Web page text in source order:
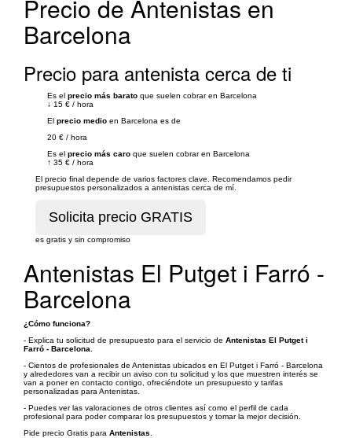
Precio de Antenistas en
Barcelona
Precio para antenista cerca de ti
Es el precio más barato que suelen cobrar en Barcelona
↓ 15 € / hora
El precio medio en Barcelona es de
20 € / hora
Es el precio más caro que suelen cobrar en Barcelona
↑ 35 € / hora
El precio final depende de varios factores clave. Recomendamos pedir
presupuestos personalizados a antenistas cerca de mí.
es gratis y sin compromiso
Antenistas El Putget i Farró -
Barcelona
¿Cómo funciona?
- Explica tu solicitud de presupuesto para el servicio de Antenistas El Putget i
Farró - Barcelona
- Cientos de profesionales de Antenistas ubicados en El Putget i Farró - Barcelona
y alrededores van a recibir un aviso con tu solicitud y los que muestren interés se
van a poner en contacto contigo, ofreciéndote un presupuesto y tarifas
personalizadas para Antenistas.
- Puedes ver las valoraciones de otros clientes así como el perfil de cada
profesional para poder comparar los presupuestos y tomar la mejor decisión.
Pide precio Gratis para Antenistas